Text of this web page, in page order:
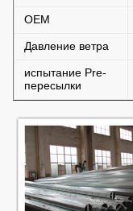
OEM
Давление ветра
испытание Pre-
пересылки